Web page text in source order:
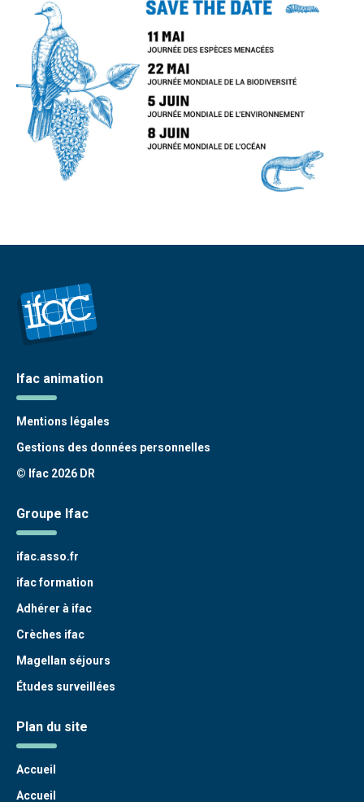
Ifac animation
Mentions légales
Gestions des données personnelles
© Ifac 2026 DR
Groupe Ifac
ifac.asso.fr
ifac formation
Adhérer à ifac
Crèches ifac
Magellan séjours
Études surveillées
Plan du site
Accueil
Accueil